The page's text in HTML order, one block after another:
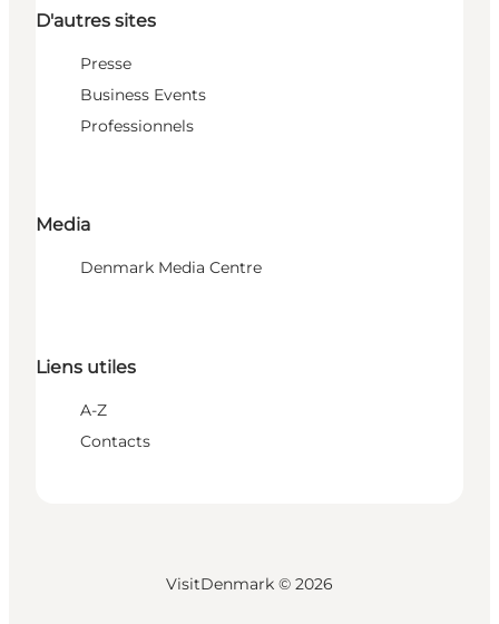
D'autres sites
Presse
Business Events
Professionnels
Media
Denmark Media Centre
Liens utiles
A-Z
Contacts
VisitDenmark © 2026